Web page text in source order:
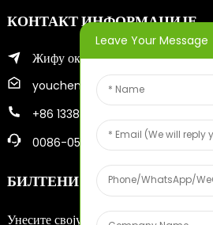
КОНТАКТ ИНФОРМАЦИЈЕ
Жифу округ града Јантај
youcheng@ytscreenprinter.com
+86 13386383930
0086-05356730996
БИЛТЕНИ
Унесите своју имејл адресу и
Leave Your Message